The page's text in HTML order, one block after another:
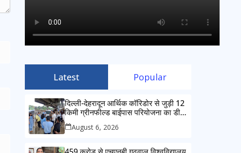
Latest Popular
दिल्ली-देहरादून आर्थिक कॉरिडोर से जुड़ी 12
किमी ग्रीनफील्ड बाईपास परियोजना का डीएम
ने किया निरीक्षण; समयबद्ध एवं गुणवत्तापूर्ण
निर्माण सुनिश्चित करने के निर्देश, सुरक्षा
August 6, 2026